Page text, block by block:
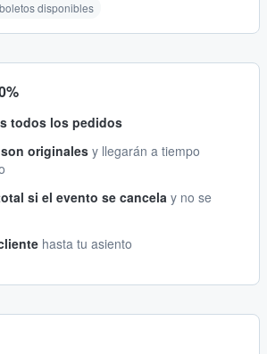
disponibles
todos los pedidos
originalesy llegarán a tiempo
si el evento se cancela y no se
hasta tu asiento